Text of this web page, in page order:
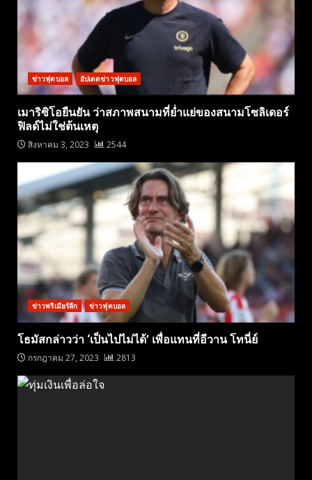
ข่าวฟุตบอล อัปเดตข่าวฟุตบอล
เมาริซิโอยืนยัน ว่าสภาพสนามที่ย่ำแย่ของสนามโซลิเดอร์
ฟิลด์ไม่ใช่ต้นเหตุ
สิงหาคม 3, 2023 2544
ข่าวพรีเมียร์ลีก ข่าวฟุตบอล
โธมัสกล่าวว่า ‘เป็นไปไม่ได้’ เพื่อแทนที่อีวาน โทนี่ย์
กรกฎาคม 27, 2023 2813